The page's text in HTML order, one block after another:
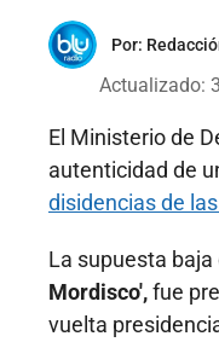
Por:
Actualizado:
El Ministerio de
autenticidad de
disidencias de
La supuesta baja
Mordisco',fue
vuelta